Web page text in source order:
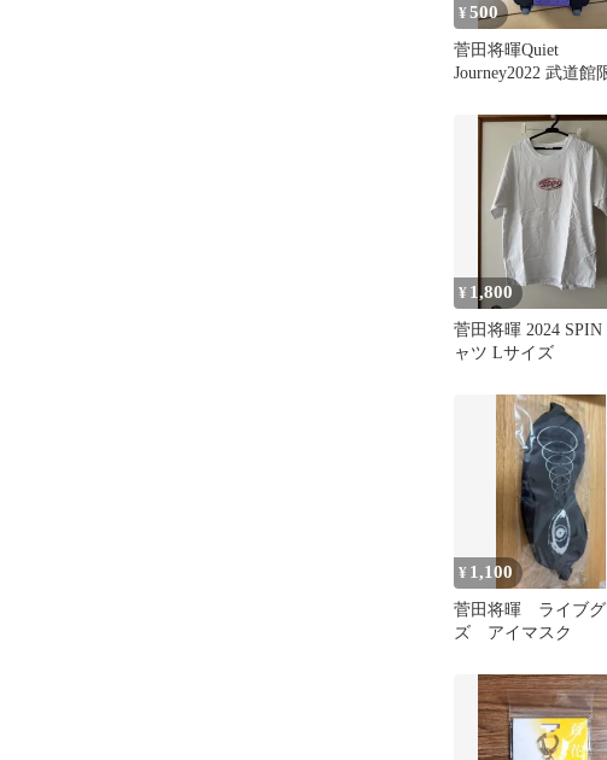
¥500
菅田将暉Quiet
Journey2022 武道館
¥ 1,800
菅田将暉 2024 SPIN
ャツ Lサイズ
¥ 1,100
菅田将暉 ライブグ
ズ アイマスク